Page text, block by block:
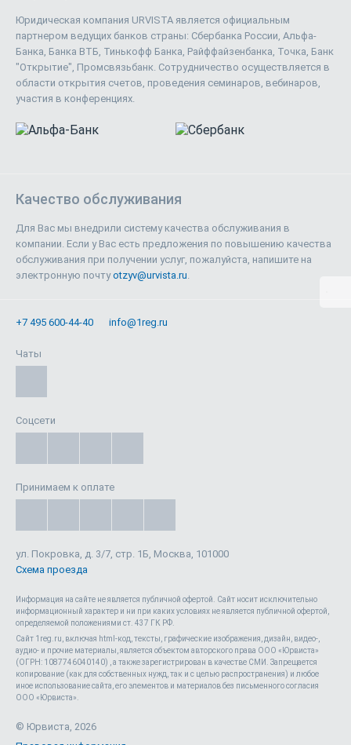
Юридическая компания URVISTA является официальным
партнером ведущих банков страны: Сбербанка России, Альфа-
Банка, Банка ВТБ, Тинькофф Банка, Райффайзенбанка, Точка, Банк
"Открытие", Промсвязьбанк. Сотрудничество осуществляется в
области открытия счетов, проведения семинаров, вебинаров,
участия в конференциях.
Качество обслуживания
Для Вас мы внедрили систему качества обслуживания в
компании. Если у Вас есть предложения по повышению качества
обслуживания при получении услуг, пожалуйста, напишите на
электронную почтуotzyv@urvista.ru.
+7 495 600-44-40 info@1reg.ru
Чаты
Соцсети
Принимаем к оплате
ул. Покровка, д. 3/7, стр. 1Б, Москва, 101000
Схема проезда
Информация на сайте не является публичной офертой. Cайт носит исключительно
информационный характер и ни при каких условиях не является публичной офертой,
определяемой положениями ст. 437 ГК РФ.
Сайт 1reg.ru, включая html-код, тексты, графические изображения, дизайн, видео-,
аудио- и прочие материалы, является объектом авторского права ООО «Юрвиста»
(ОГРН: 1087746040140) , а также зарегистрирован в качестве СМИ. Запрещается
копирование (как для собственных нужд, так и с целью распространения) и любое
иное использование сайта, его элементов и материалов без письменного согласия
ООО «Юрвиста».
© Юрвиста, 2026
Положения об обработке персональных данных
программами
Принимаю